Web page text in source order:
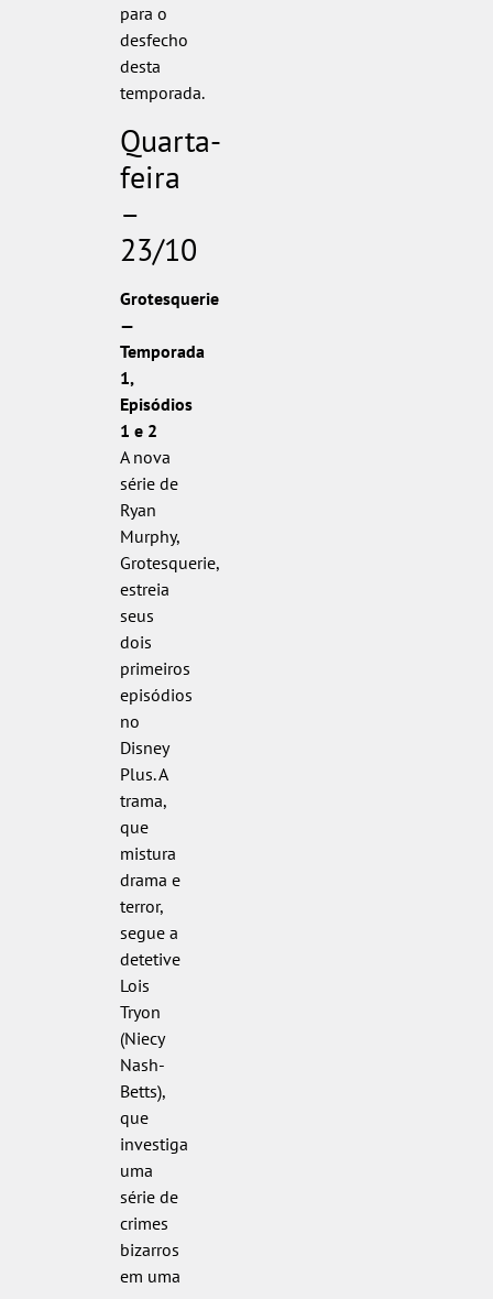
para o
desfecho
desta
temporada.
Quarta-
feira
–
23/10
Grotesquerie
—
Temporada
1,
Episódios
1 e 2
A nova
série de
Ryan
Murphy,
Grotesquerie,
estreia
seus
dois
primeiros
episódios
no
Disney
Plus. A
trama,
que
mistura
drama e
terror,
segue a
detetive
Lois
Tryon
(Niecy
Nash-
Betts),
que
investiga
uma
série de
crimes
bizarros
em uma